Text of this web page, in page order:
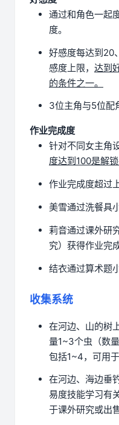
通过和角色一起
度。
好感度每达到20
感度上限， 达到
的条件之一。
3位主角与5位配
作业完成度
针对不同女主角
度达到100是解
作业完成度超过
美雪通过洗餐具
莉音通过课外研
究）获得作业完
结衣通过算术题
收集系统
在河边、山的树
量1~3个虫（数
包括1~4，可用
在河边、海边垂
易度技能学习有
于课外研究或出售